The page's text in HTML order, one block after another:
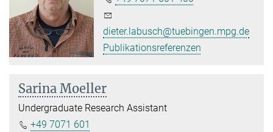
dieter.labusch@tuebingen.mpg.de
Publikationsreferenzen
Sarina Moeller
Undergraduate Research Assistant
+49 7071 601